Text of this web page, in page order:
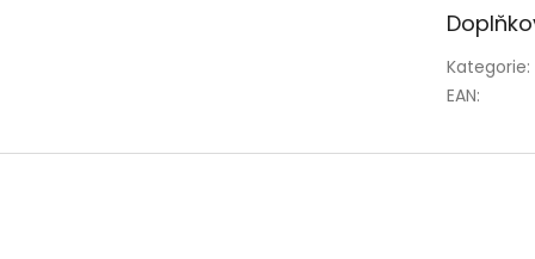
Kategorie:
EAN: